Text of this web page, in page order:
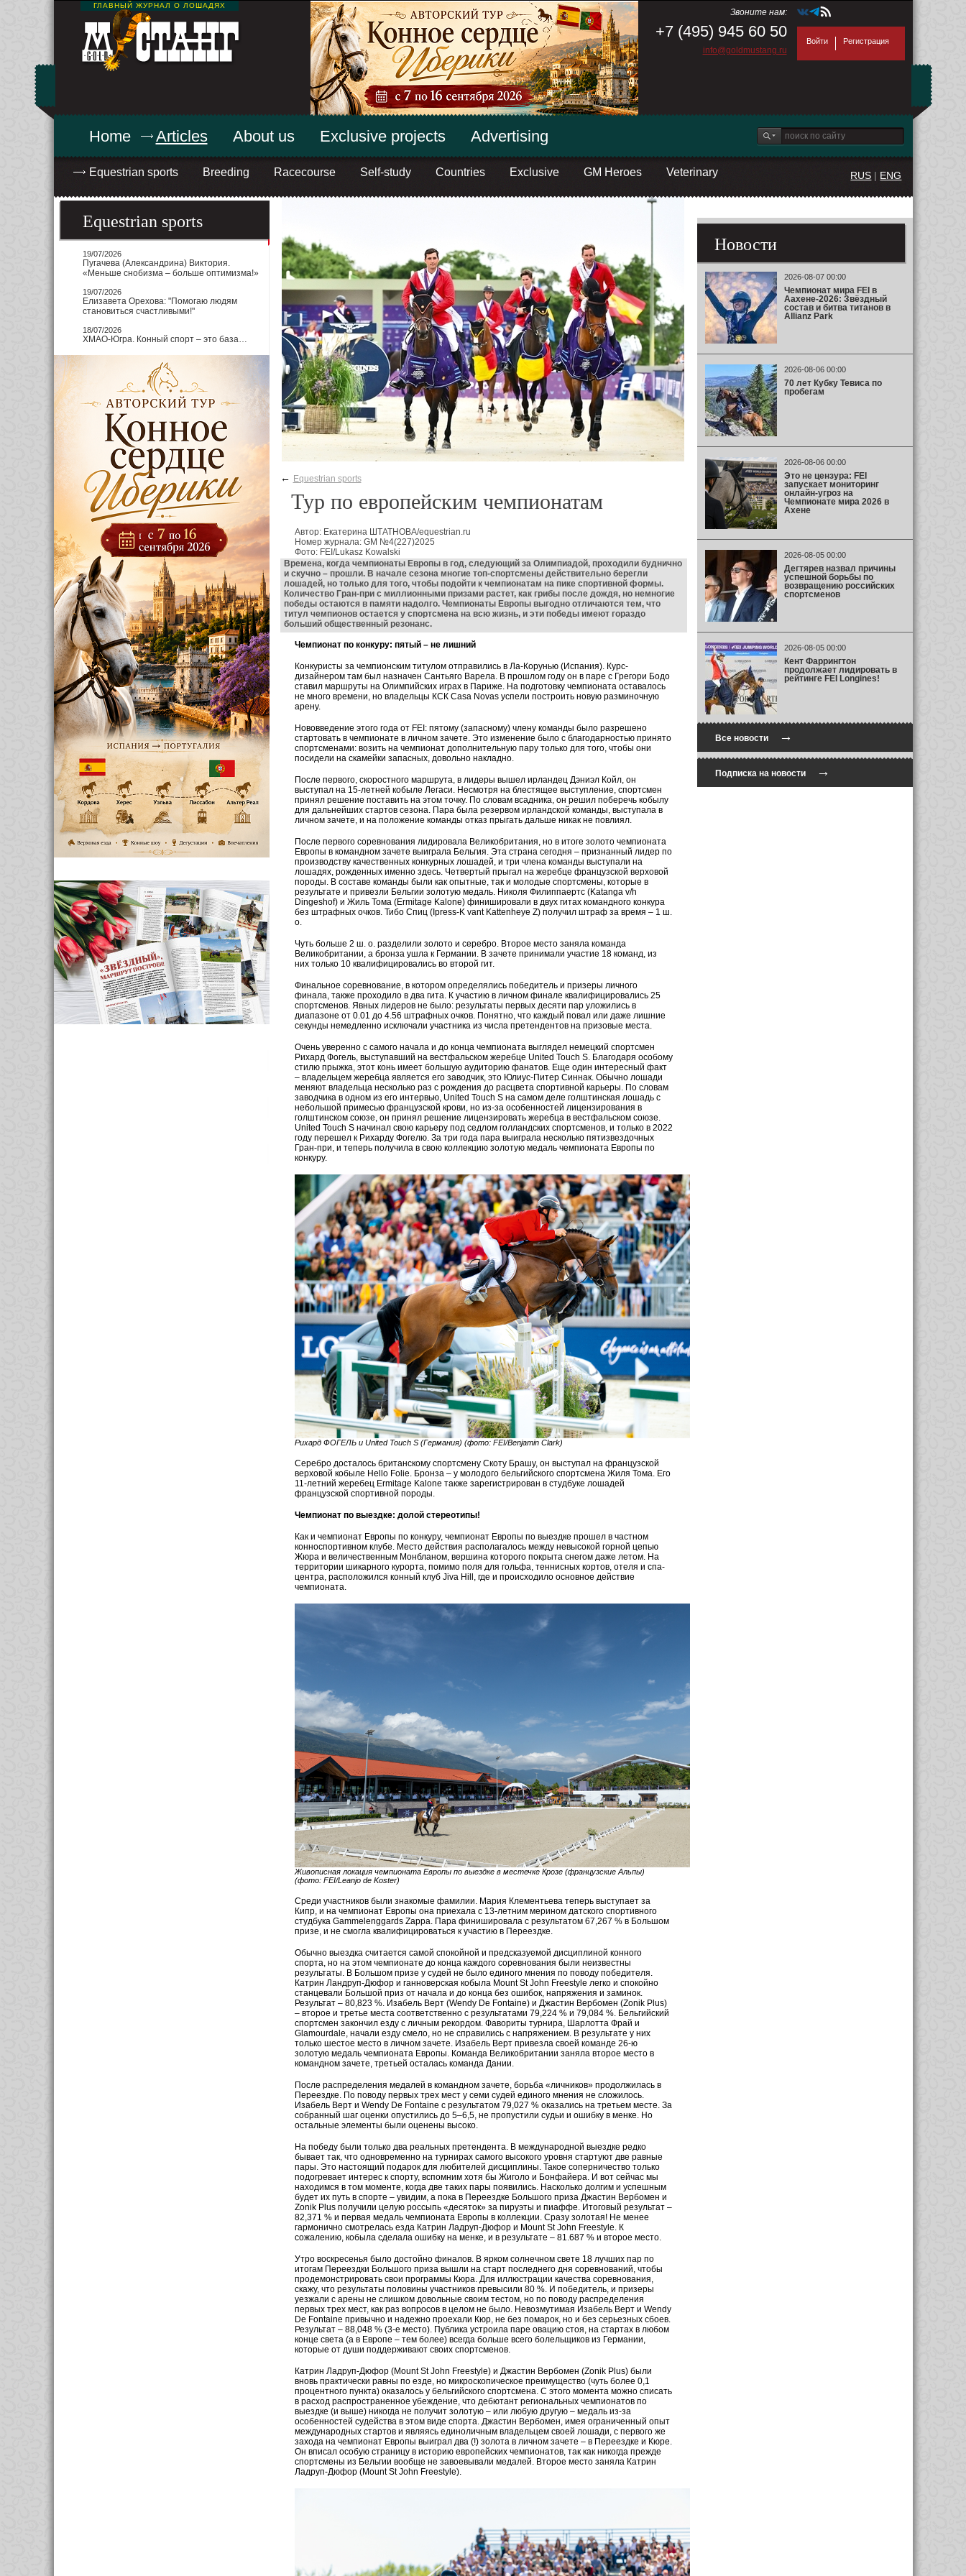
ГЛАВНЫЙ ЖУРНАЛ О ЛОШАДЯХ
Звоните нам:
+7 (495) 945 60 50
info@goldmustang.ru
Войти Регистрация
Home Articles
Equestrian sports Breeding Racecourse Self-study Countries Exclusive GM Heroes Veterinary
About us Exclusive projects Advertising
RUS | ENG
Equestrian sports
19/07/2026
Пугачева (Александрина) Виктория.
«Меньше снобизма – больше оптимизма!»
19/07/2026
Елизавета Орехова: "Помогаю людям
становиться счастливыми!"
18/07/2026
ХМАО-Югра. Конный спорт – это база…
← Equestrian sports
Тур по европейским чемпионатам
Автор: Екатерина ШТАТНОВА/equestrian.ru
Номер журнала: GM №4(227)2025
Фото: FEI/Lukasz Kowalski
Времена, когда чемпионаты Европы в год, следующий за Олимпиадой, проходили буднично
и скучно – прошли. В начале сезона многие топ-спортсмены действительно берегли
лошадей, но только для того, чтобы подойти к чемпионатам на пике спортивной формы.
Количество Гран-при с миллионными призами растет, как грибы после дождя, но немногие
победы остаются в памяти надолго. Чемпионаты Европы выгодно отличаются тем, что
титул чемпионов остается у спортсмена на всю жизнь, и эти победы имеют гораздо
больший общественный резонанс.
Чемпионат по конкуру: пятый – не лишний
Конкуристы за чемпионским титулом отправились в Ла-Корунью (Испания). Курс-
дизайнером там был назначен Сантьяго Варела. В прошлом году он в паре с Грегори Бодо
ставил маршруты на Олимпийских играх в Париже. На подготовку чемпионата оставалось
не много времени, но владельцы КСК Casa Novas успели построить новую разминочную
арену.
Нововведение этого года от FEI: пятому (запасному) члену команды было разрешено
стартовать в чемпионате в личном зачете. Это изменение было с благодарностью принято
спорт­сменами: возить на чемпионат дополнительную пару только для того, чтобы они
посидели на скамейки запасных, довольно накладно.
После первого, скоростного маршрута, в лидеры вышел ирландец Дэниэл Койл, он
выступал на 15-летней кобыле Легаси. Несмотря на блестящее выступление, спортсмен
принял решение поставить на этом точку. По словам всадника, он решил поберечь кобылу
для дальнейших стартов сезона. Пара была резервом ирландской команды, выступала в
личном зачете, и на положение команды отказ прыгать дальше никак не повлиял.
После первого соревнования лидировала Великобритания, но в итоге золото чемпионата
Европы в командном зачете выиграла Бельгия. Эта страна сегодня – признанный лидер по
производству качественных конкурных лошадей, и три члена команды выступали на
лошадях, рожденных именно здесь. Четвертый прыгал на жеребце французской верховой
породы. В составе команды были как опытные, так и молодые спортсмены, которые в
результате и привезли Бельгии золотую медаль. Николя Филиппаертс (Katanga v/h
Dingeshof) и Жиль Тома (Ermitage Kalone) финишировали в двух гитах командного конкура
без штрафных очков. Тибо Спиц (Ipress-K vant Kattenheye Z) получил штраф за время – 1 ш.
о.
Чуть больше 2 ш. о. разделили золото и серебро. Второе место заняла команда
Великобритании, а бронза ушла к Германии. В зачете принимали участие 18 команд, из
них только 10 квалифицировались во второй гит.
Финальное соревнование, в котором определялись победитель и призеры личного
финала, также проходило в два гита. К участию в личном финале квалифицировались 25
спортсменов. Явных лидеров не было: результаты первых десяти пар уложились в
диапазоне от 0.01 до 4.56 штрафных очков. Понятно, что каждый повал или даже лишние
секунды немедленно исключали участника из числа претендентов на призовые места.
Очень уверенно с самого начала и до конца чемпионата выглядел немецкий спортсмен
Рихард Фогель, выступавший на вестфальском жеребце United Touch S. Благодаря особому
стилю прыжка, этот конь имеет большую аудиторию фанатов. Еще один интересный факт
– владельцем жеребца является его заводчик, это Юлиус-Питер Синнак. Обычно лошади
меняют владельца несколько раз с рождения до расцвета спортивной карьеры. По словам
заводчика в одном из его интервью, United Touch S на самом деле голштинская лошадь с
небольшой примесью французской крови, но из-за особенностей лицензирования в
голштинском союзе, он принял решение лицензировать жеребца в вестфальском союзе.
United Touch S начинал свою карьеру под седлом голландских спортсменов, и только в 2022
году перешел к Рихарду Фогелю. За три года пара выиграла несколько пятизвездочных
Гран-при, и теперь получила в свою коллекцию золотую медаль чемпионата Европы по
конкуру.
Рихард ФОГЕЛЬ и United Touch S (Германия) (фото: FEI/Benjamin Clark)
Серебро досталось британскому спортсмену Скоту Брашу, он выступал на французской
верховой кобыле Hello Folie. Бронза – у молодого бельгийского спортсмена Жиля Тома. Его
11-летний жеребец Ermitage Kalone также зарегистрирован в студбуке лошадей
французской спортивной породы.
Чемпионат по выездке: долой стереотипы!
Как и чемпионат Европы по конкуру, чемпионат Европы по выездке прошел в частном
конноспортивном клубе. Место действия располагалось между невысокой горной цепью
Жюра и величественным Монбланом, вершина которого покрыта снегом даже летом. На
территории шикарного курорта, помимо поля для гольфа, теннисных кортов, отеля и спа-
центра, расположился конный клуб Jiva Hill, где и происходило основное действие
чемпионата.
Живописная локация чемпионата Европы по выездке в местечке Крозе (французские Альпы)
(фото: FEI/Leanjo de Koster)
Среди участников были знакомые фамилии. Мария Клементьева теперь выступает за
Кипр, и на чемпионат Европы она приехала с 13-летним мерином датского спортивного
студбука Gammelenggards Zappa. Пара финишировала с результатом 67,267 % в Большом
призе, и не смогла квалифицироваться к участию в Переездке.
Обычно выездка считается самой спокойной и предсказуемой дисциплиной конного
спорта, но на этом чемпионате до конца каждого соревнования были неизвестны
результаты. В Большом призе у судей не было единого мнения по поводу победителя.
Катрин Ландруп-Дюфор и ганноверская кобыла Mount St John Freestyle легко и спокойно
станцевали Большой приз от начала и до конца без ошибок, напряжения и заминок.
Результат – 80,823 %. Изабель Верт (Wendy De Fontaine) и Джастин Вербомен (Zonik Plus)
– второе и третье места соответственно с результатами 79,224 % и 79,084 %. Бельгийский
спорт­смен закончил езду с личным рекордом. Фавориты турнира, Шарлотта Фрай и
Glamourdale, начали езду смело, но не справились с напряжением. В результате у них
только шестое место в личном зачете. Изабель Верт привезла своей команде 26-ю
золотую медаль чемпионата Европы. Команда Великобритании заняла второе место в
командном зачете, третьей осталась команда Дании.
После распределения медалей в командном зачете, борьба «личников» продолжилась в
Переездке. По поводу первых трех мест у семи судей единого мнения не сложилось.
Изабель Верт и Wendy De Fontaine с результатом 79,027 % оказались на третьем месте. За
собранный шаг оценки опустились до 5–6,5, не пропустили судьи и ошибку в менке. Но
остальные элементы были оценены высоко.
На победу были только два реальных претендента. В международной выездке редко
бывает так, что одновременно на турнирах самого высокого уровня стартуют две равные
пары. Это настоящий подарок для любителей дисциплины. Такое соперничество только
подогревает интерес к спорту, вспомним хотя бы Жиголо и Бонфайера. И вот сейчас мы
находимся в том моменте, когда две таких пары появились. Насколько долгим и успешным
будет их путь в спорте – увидим, а пока в Переездке Большого приза Джастин Вербомен и
Zonik Plus получили целую россыпь «десяток» за пируэты и пиаффе. Итоговый результат –
82,371 % и первая медаль чемпионата Европы в коллекции. Сразу золотая! Не менее
гармонично смотрелась езда Катрин Ладруп-Дюфор и Mount St John Freestyle. К
сожалению, кобыла сделала ошибку на менке, и в результате – 81.687 % и второе место.
Утро воскресенья было достойно финалов. В ярком солнечном свете 18 лучших пар по
итогам Переездки Большого приза вышли на старт последнего дня соревнований, чтобы
продемонстрировать свои программы Кюра. Для иллюстрации качества соревнования,
скажу, что результаты половины участников превысили 80 %. И победитель, и призеры
уезжали с арены не слишком довольные своим тестом, но по поводу распределения
первых трех мест, как раз вопросов в целом не было. Невозмутимая Изабель Верт и Wendy
De Fontaine привычно и надежно проехали Кюр, не без помарок, но и без серьезных сбоев.
Результат – 88,048 % (3-е место). Публика устроила паре овацию стоя, на стартах в любом
конце света (а в Европе – тем более) всегда больше всего болельщиков из Германии,
которые от души поддерживают своих спортсменов.
Катрин Ладруп-Дюфор (Mount St John Freestyle) и Джастин Вербомен (Zonik Plus) были
вновь практически равны по езде, но микроскопическое преимущество (чуть более 0,1
процентного пункта) оказалось у бельгийского спортсмена. С этого момента можно списать
в расход распространенное убеждение, что дебютант региональных чемпионатов по
выездке (и выше) никогда не получит золотую – или любую другую – медаль из-за
особенностей судейства в этом виде спорта. Джастин Вербомен, имея ограниченный опыт
международных стартов и являясь единоличным владельцем своей лошади, с первого же
захода на чемпионат Европы выиграл два (!) золота в личном зачете – в Переездке и Кюре.
Он вписал особую страницу в историю европейских чемпионатов, так как никогда прежде
спортсмены из Бельгии вообще не завоевывали медалей. Второе место заняла Катрин
Ладруп-Дюфор (Mount St John Freestyle).
Новости
2026-08-07 00:00
Чемпионат мира FEI в
Аахене-2026: Звёздный
состав и битва титанов в
Allianz Park
2026-08-06 00:00
70 лет Кубку Тевиса по
пробегам
2026-08-06 00:00
Это не цензура: FEI
запускает мониторинг
онлайн-угроз на
Чемпионате мира 2026 в
Ахене
2026-08-05 00:00
Дегтярев назвал причины
успешной борьбы по
возвращению российских
спортсменов
2026-08-05 00:00
Кент Фаррингтон
продолжает лидировать в
рейтинге FEI Longines!
Все новости→
Подписка на новости→